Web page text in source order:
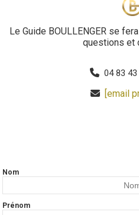
Le Guide BOULLENGER se
questions et
 04 83
 [email
Nom
Prénom